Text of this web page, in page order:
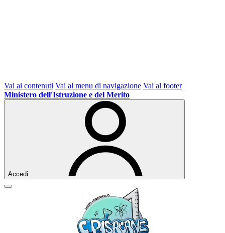
Vai ai contenuti Vai al menu di navigazione Vai al footer
Ministero dell'Istruzione e del Merito
Accedi